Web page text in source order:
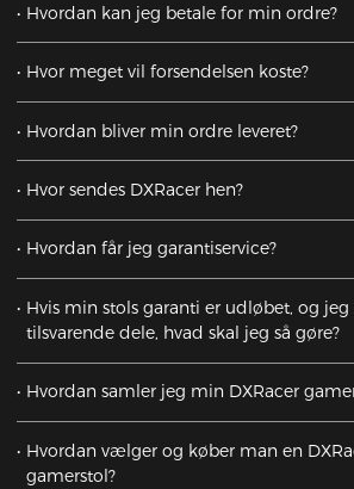
Hvordan kan jeg betale for min ordre?
Hvor meget vil forsendelsen koste?
Hvordan bliver min ordre leveret?
Hvor sendes DXRacer hen?
Hvordan får jeg garantiservice?
Hvis min stols garanti er udløbet, og jeg
tilsvarende dele, hvad skal jeg så gøre?
Hvordan samler jeg min DXRacer
Hvordan vælger og køber man en
gamerstol?